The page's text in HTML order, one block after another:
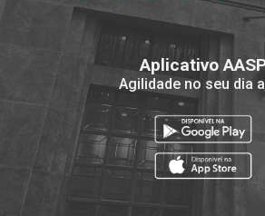
Aplicativo
Agilidade no seu dia